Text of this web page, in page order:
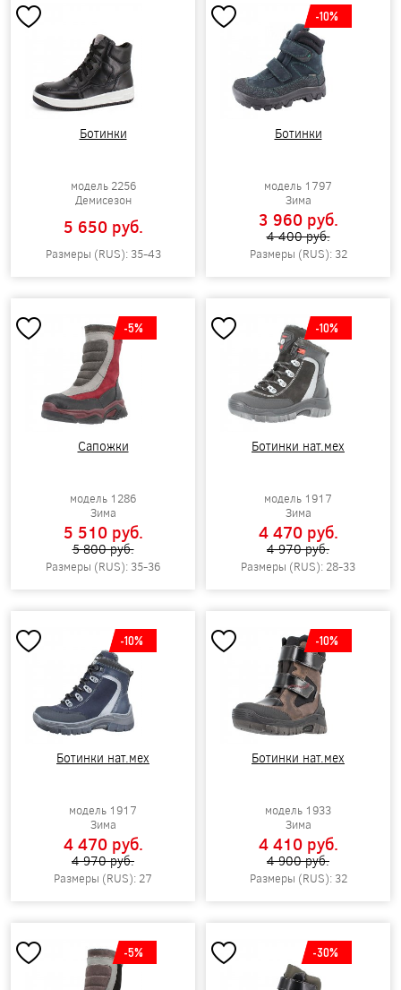
Ботинки
модель 2256
Демисезон
5 650 pуб.
Размеры (RUS): 35-43
-10%
Ботинки
модель 1797
Зима
3 960 pуб.
4 400 pуб.
Размеры (RUS): 32
-5%
Сапожки
модель 1286
Зима
5 510 pуб.
5 800 pуб.
Размеры (RUS): 35-36
-10%
Ботинки нат.мех
модель 1917
Зима
4 470 pуб.
4 970 pуб.
Размеры (RUS): 28-33
-10%
Ботинки нат.мех
модель 1917
Зима
4 470 pуб.
4 970 pуб.
Размеры (RUS): 27
-10%
Ботинки нат.мех
модель 1933
Зима
4 410 pуб.
4 900 pуб.
Размеры (RUS): 32
-5% -30%